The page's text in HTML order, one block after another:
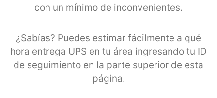
con un mínimo de inconvenientes.
¿Sabías? Puedes estimar fácilmente a qué
hora entrega UPS en tu área ingresando tu ID
de seguimiento en la parte superior de esta
página.